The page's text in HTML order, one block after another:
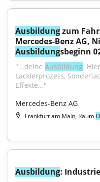
Ausbildung zum
Ausbildungsbeginn
"...deine Ausbildung.
Lackierprozess,
Effekte..."
Mercedes-Benz AG
Frankfurt am Main, Raum
Ausbildung: